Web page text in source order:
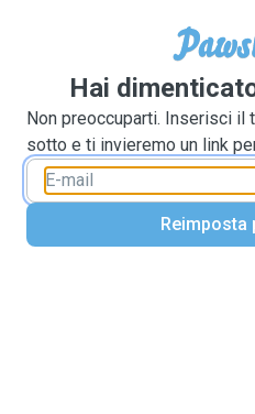
Hai
Non preoccuparti. Inserisci il
sotto e ti invieremo un link
Reimposta